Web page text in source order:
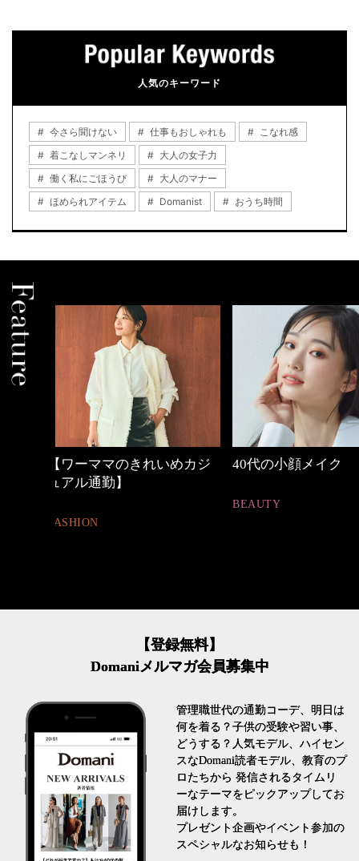
人気のキーワード
今さら聞けない 仕事もおしゃれも
こなれ感
着こなしマンネリ
大人の女子力
働く私にごほうび
大人のマナー
ほめられアイテム
Domanist おうち時間
40代の小顔メイク 働く女性のバッグ
FASHION
【登録無料】
Domaniメルマガ会員募集中
管理職世代の通勤コーデ、明日は
何を着る？子供の受験や習い事、
どうする？人気モデル、ハイセン
スなDomani読者モデル、教育のプ
ロたちから 発信されるタイムリ
ーなテーマをピックアップしてお
届けします。
プレゼント企画やイベント参加の
スペシャルなお知らせも！